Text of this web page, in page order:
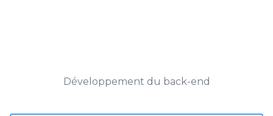
Développement du back-end